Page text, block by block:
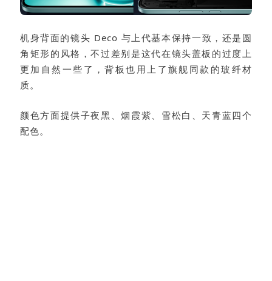
机身背面的镜头 Deco 与上代基本保持一致，还是圆
角矩形的风格，不过差别是这代在镜头盖板的过度上
更加自然一些了，背板也用上了旗舰同款的玻纤材
质。
颜色方面提供子夜黑、烟霞紫、雪松白、天青蓝四个
配色。